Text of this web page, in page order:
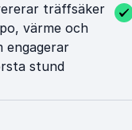
träffsäker
värme och
engagerar
stund